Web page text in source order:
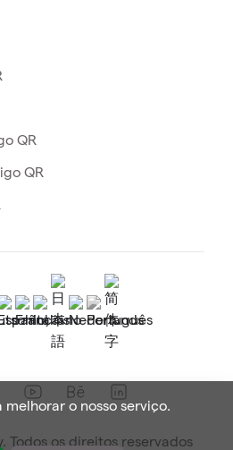
QR
QR
Todos os direitos reservados
o nosso serviço.